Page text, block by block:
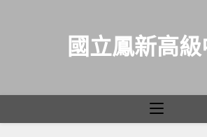
國立鳳新高